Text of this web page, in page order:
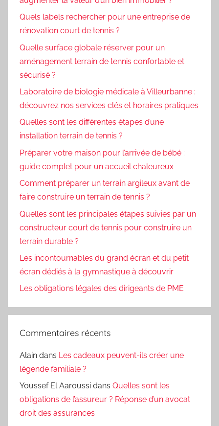
Quels labels rechercher pour une entreprise de
rénovation court de tennis ?
Quelle surface globale réserver pour un
aménagement terrain de tennis confortable et
sécurisé ?
Laboratoire de biologie médicale à Villeurbanne :
découvrez nos services clés et horaires pratiques
Quelles sont les différentes étapes d’une
installation terrain de tennis ?
Préparer votre maison pour l’arrivée de bébé :
guide complet pour un accueil chaleureux
Comment préparer un terrain argileux avant de
faire construire un terrain de tennis ?
Quelles sont les principales étapes suivies par un
constructeur court de tennis pour construire un
terrain durable ?
Les incontournables du grand écran et du petit
écran dédiés à la gymnastique à découvrir
Les obligations légales des dirigeants de PME
Commentaires récents
Alain dans Les cadeaux peuvent-ils créer une
légende familiale ?
Youssef El Aaroussi dans Quelles sont les
obligations de l’assureur ? Réponse d’un avocat
droit des assurances